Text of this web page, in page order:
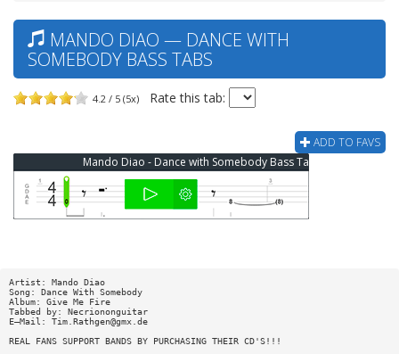
MANDO DIAO — DANCE WITH
SOMEBODY BASS TABS
4.2 / 5 (5x) Rate this tab:
ADD TO FAVS
Mando Diao - Dance with Somebody Bass Tab
Artist: Mando Diao
Song: Dance With Somebody
Album: Give Me Fire
Tabbed by: Necriononguitar
E—Mail: Tim.Rathgen@gmx.de
REAL FANS SUPPORT BANDS BY PURCHASING THEIR CD'S!!!